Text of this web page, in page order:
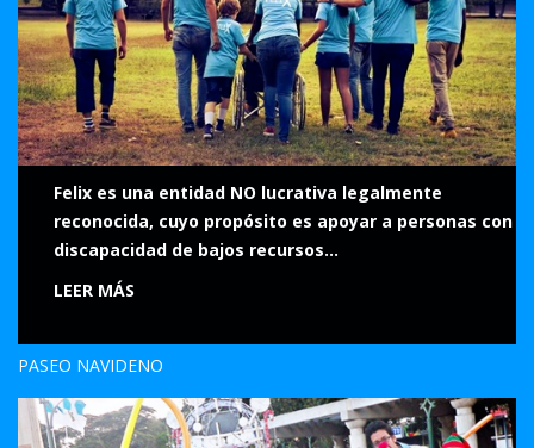
Felix es una entidad NO lucrativa legalmente
reconocida, cuyo propósito es apoyar a personas con
discapacidad de bajos recursos...
LEER MÁS
PASEO NAVIDEÑO